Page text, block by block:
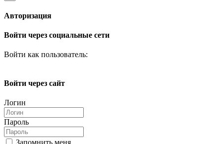
Авторизация
Войти через социальные сети
Войти как пользователь:
Войти через сайт
Логин
Пароль
Запомнить меня